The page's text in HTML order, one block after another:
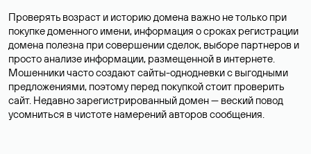
Проверять возраст и историю домена важно не только при
покупке доменного имени, информация о сроках регистрации
домена полезна при совершении сделок, выборе партнеров и
просто анализе информации, размещенной в интернете.
Мошенники часто создают сайты-однодневки с выгодными
предложениями, поэтому перед покупкой стоит проверить
сайт. Недавно зарегистрированный домен — веский повод
усомниться в чистоте намерений авторов сообщения.